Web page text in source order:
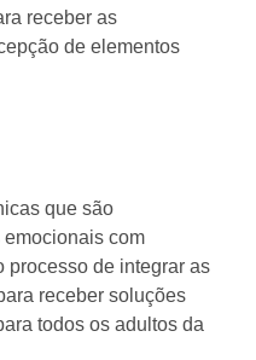
receber as
de elementos
que são
com
processo de integrar as
receber soluções
todos os adultos da